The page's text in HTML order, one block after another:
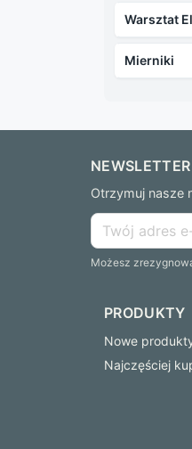
Warsztat
Mierniki
NEWSLETTER
Otrzymuj nasze
Możesz
PRODUKTY
Nowe
Najczęściej